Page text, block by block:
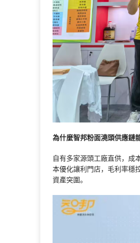
為什麼智邦粉面澆頭供應鏈
自有多家源頭工廠直供，成
本優化讓利門店，毛利率穩
資產突圍。